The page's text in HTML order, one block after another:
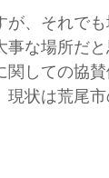
、それで
な場所だと
しての協
状は荒尾